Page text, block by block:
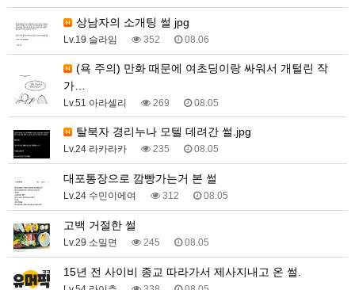
상남자의 소개팅 썰 jpg
Lv.19 슬라임 352 08.06
가…
Lv.51 아라셀리 269 08.05
탈북자 경리누나 모텔 데려간 썰.jpg
Lv.24 라카라카 235 08.05
대포통장으로 깜빵가는거 본 썰
Lv.24 수민이에여 312 08.05
고백 거절한 썰
Lv.29 소밀면 245 08.05
15년 전 사이비 종교 따라가서 제사지내고 온 썰.